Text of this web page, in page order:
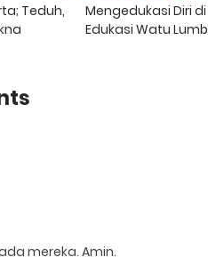
Teduh,
Mengedukasi Diri
Edukasi Watu
mereka. Amin.